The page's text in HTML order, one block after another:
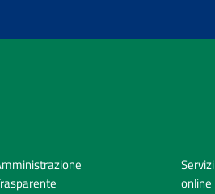
Servizi
online